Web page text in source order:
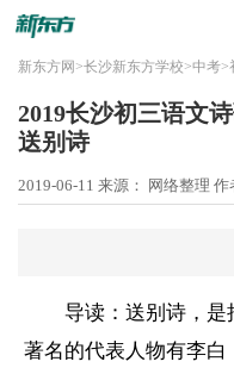
新东方网 >长沙新东方学校>中考>
2019长沙初三语文
送别诗
2019-06-11 来源： 网络整理 作
导读：送别诗，是抒
著名的代表人物有李白